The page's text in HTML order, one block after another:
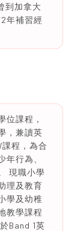
到加拿大
年補習經
位課程，
，兼讀英
程，為合
年行為、
現職小學
理及教育
學及幼稚
教學課程
Band 1英